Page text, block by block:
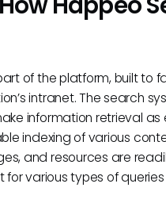
of the platform, built to
intranet. The search
information retrieval as
indexing of various
and resources are
for various types of